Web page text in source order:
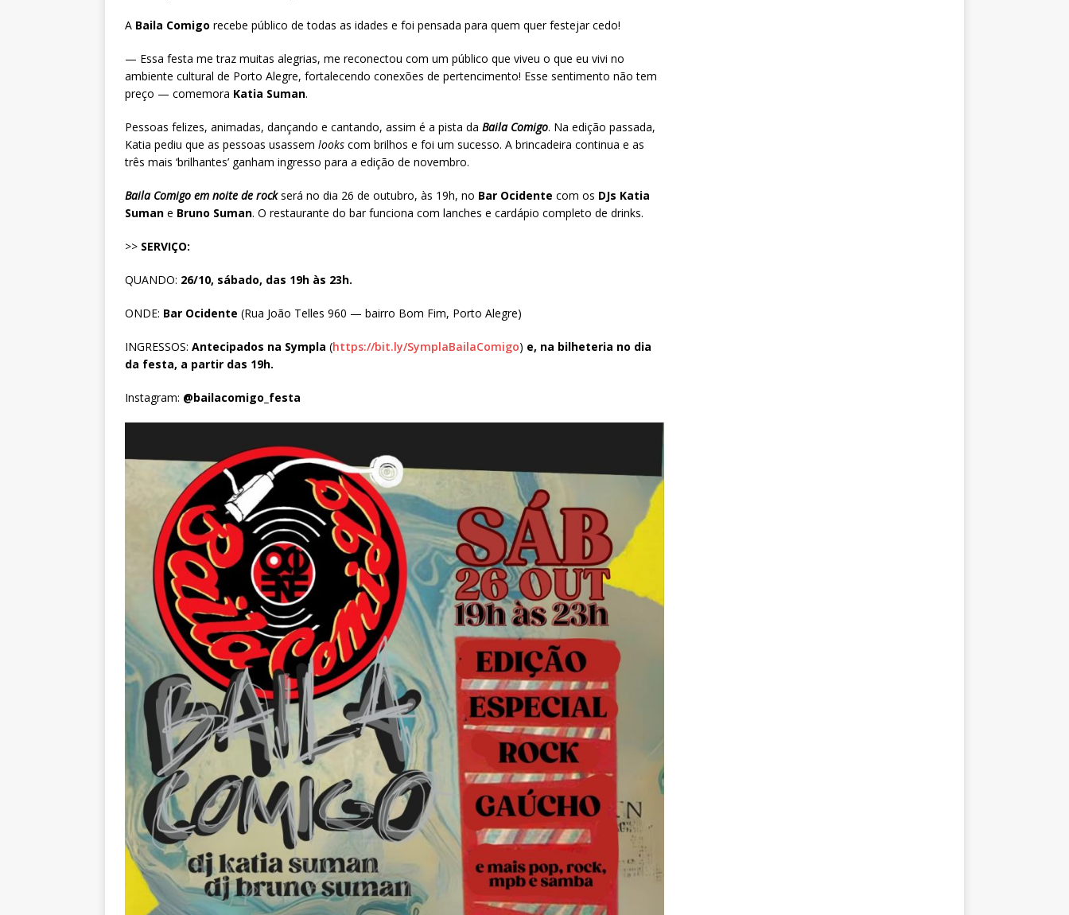
A Baila Comigo recebe público de todas as idades e foi pensada para quem quer festejar cedo!
— Essa festa me traz muitas alegrias, me reconectou com um público que viveu o que eu vivi no
ambiente cultural de Porto Alegre, fortalecendo conexões de pertencimento! Esse sentimento não tem
preço — comemora Katia Suman.
Pessoas felizes, animadas, dançando e cantando, assim é a pista da Baila Comigo. Na edição passada,
Katia pediu que as pessoas usassem looks com brilhos e foi um sucesso. A brincadeira continua e as
três mais ‘brilhantes’ ganham ingresso para a edição de novembro.
Baila Comigo em noite de rockserá no dia 26 de outubro, às 19h, no Bar Ocidente com os DJs Katia
Suman e Bruno Suman. O restaurante do bar funciona com lanches e cardápio completo de drinks.
>> SERVIÇO:
QUANDO: 26/10, sábado, das 19h às 23h.
ONDE: Bar Ocidente (Rua João Telles 960 — bairro Bom Fim, Porto Alegre)
INGRESSOS: Antecipados na Sympla (https://bit.ly/SymplaBailaComigo) e, na bilheteria no dia
da festa, a partir das 19h.
Instagram: @bailacomigo_festa